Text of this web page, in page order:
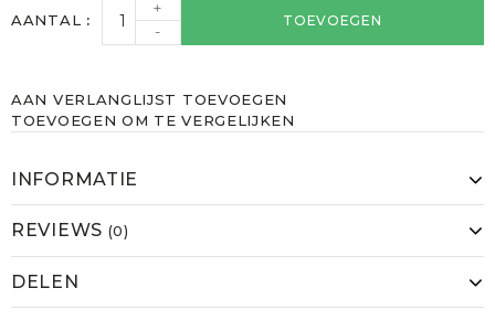
AANTAL
+
-
TOEVOEGEN
AAN VERLANGLIJST TOEVOEGEN
TOEVOEGEN OM TE VERGELIJKEN
INFORMATIE
REVIEWS (0)
DELEN